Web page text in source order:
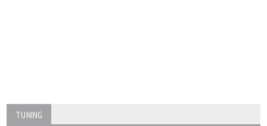
TUNING